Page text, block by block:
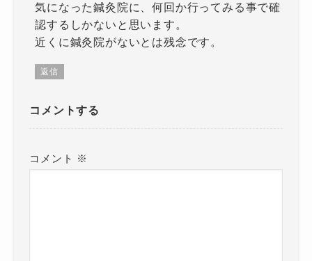
気になった鍼灸院に、何回か行ってみる事で確
認するしかないと思います。
近くに鍼灸院がないとは残念です。
返信
コメントする
コメント ※